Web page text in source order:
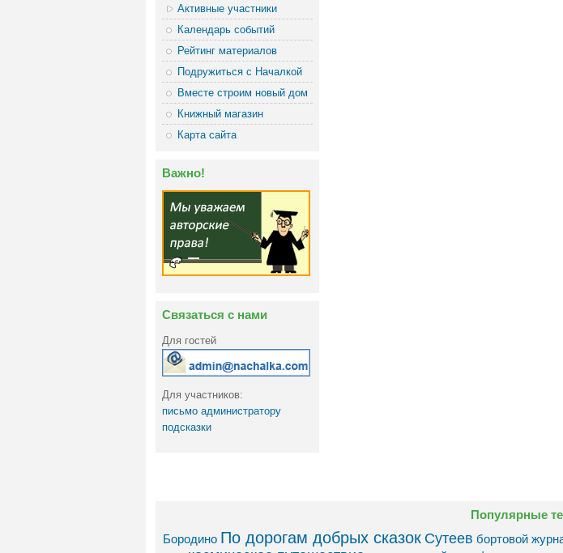
Активные участники
Календарь событий
Рейтинг материалов
Подружиться с Началкой
Вместе строим новый дом
Книжный магазин
Карта сайта
Важно!
Связаться с нами
Для гостей
Для участников:
письмо администратору
подсказки
Популярные
Бородино По дорогам добрых сказок Сутеев бортовой